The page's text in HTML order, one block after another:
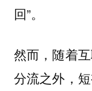
回”。
然而，随着
分流之外，